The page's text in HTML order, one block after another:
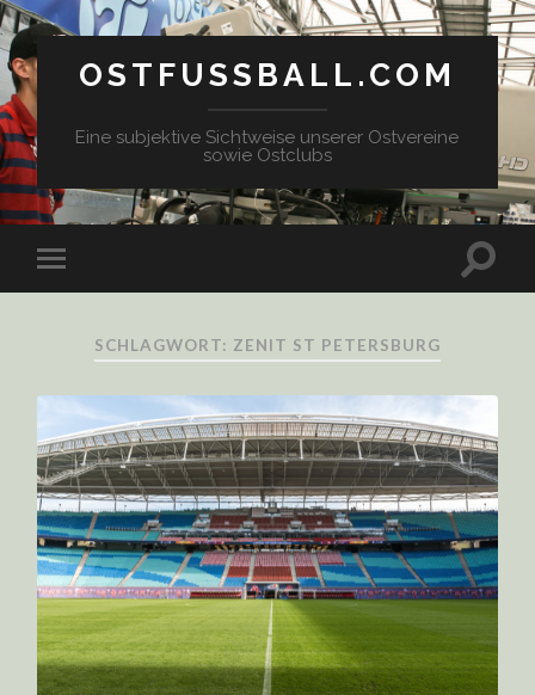
OSTFUSSBALL.COM
Eine subjektive Sichtweise unserer Ostvereine
sowie Ostclubs
SCHLAGWORT: ZENIT ST PETERSBURG